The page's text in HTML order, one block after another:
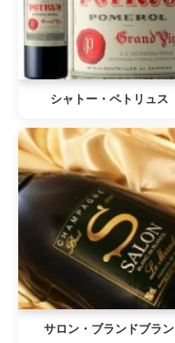
シャトー・ペトリュス
サロン・ブランドブラン